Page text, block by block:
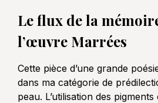
Le flux de la
l’œuvre Marrées
Cette pièce d’une grande
dans ma catégorie de
peau. L’utilisation des